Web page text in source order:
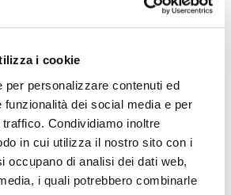
i cookie
per personalizzare contenuti ed
funzionalità dei social media e per
Condividiamo inoltre
in cui utilizza il nostro sito con i
occupano di analisi dei dati web,
i quali potrebbero combinarle
guano piccione
bonifica
eliminare gli
dei piccioni dai